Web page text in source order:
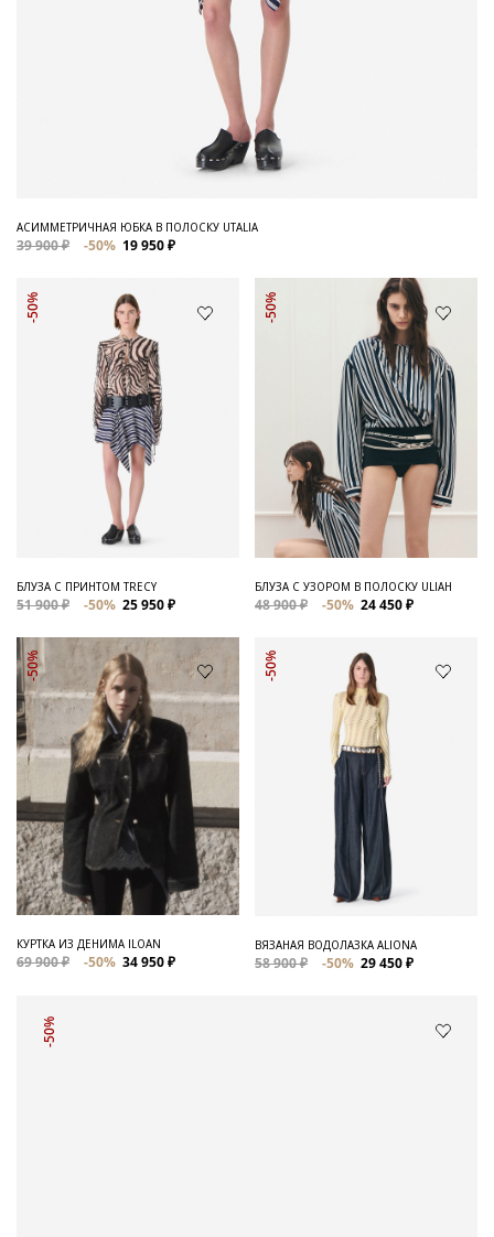
АСИММЕТРИЧНАЯ ЮБКА В ПОЛОСКУ UTALIA
39 900 ₽ -50% 19 950 ₽
-50%
БЛУЗА С ПРИНТОМ TRECY
51 900 ₽ -50% 25 950 ₽
-50%
БЛУЗА С УЗОРОМ В ПОЛОСКУ ULIAH
48 900 ₽ -50% 24 450 ₽
-50%
КУРТКА ИЗ ДЕНИМА ILOAN
69 900 ₽ -50% 34 950 ₽
-50%
ВЯЗАНАЯ ВОДОЛАЗКА ALIONA
58 900 ₽ -50% 29 450 ₽
-50%